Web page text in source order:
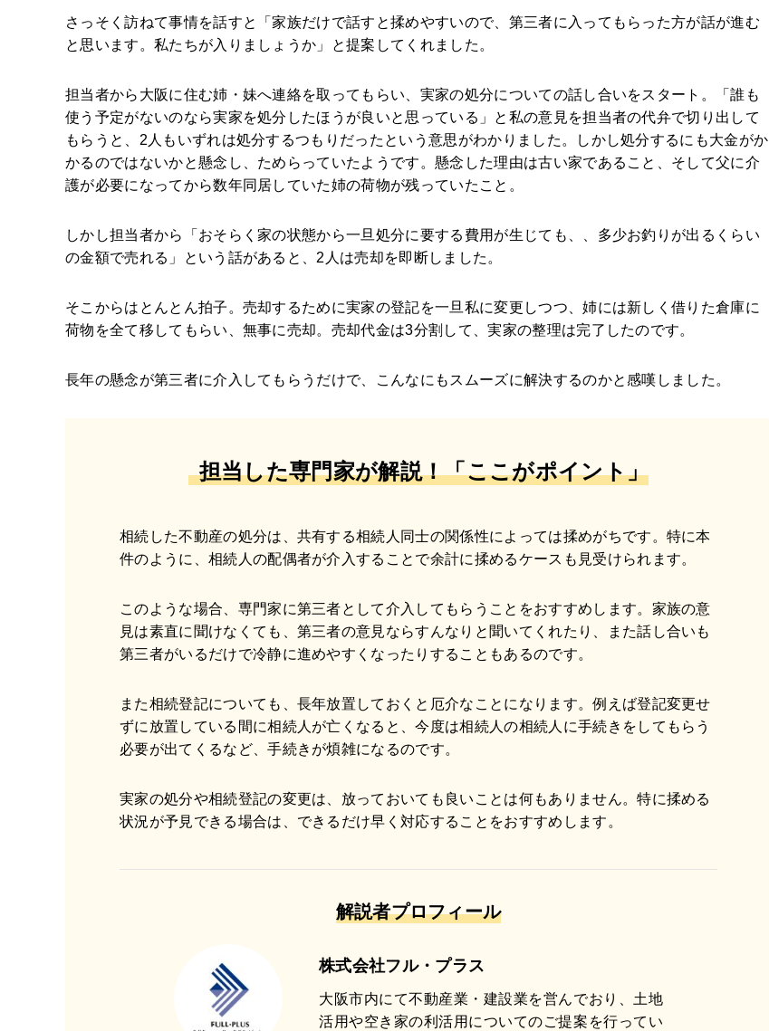
さっそく訪ねて事情を話すと「家族だけで話すと揉めやすいので、第三者に入ってもらった方が話が進む
と思います。私たちが入りましょうか」と提案してくれました。
担当者から大阪に住む姉・妹へ連絡を取ってもらい、実家の処分についての話し合いをスタート。「誰も
使う予定がないのなら実家を処分したほうが良いと思っている」と私の意見を担当者の代弁で切り出して
もらうと、2人もいずれは処分するつもりだったという意思がわかりました。しかし処分するにも大金がか
かるのではないかと懸念し、ためらっていたようです。懸念した理由は古い家であること、そして父に介
護が必要になってから数年同居していた姉の荷物が残っていたこと。
しかし担当者から「おそらく家の状態から一旦処分に要する費用が生じても、、多少お釣りが出るくらい
の金額で売れる」という話があると、2人は売却を即断しました。
そこからはとんとん拍子。売却するために実家の登記を一旦私に変更しつつ、姉には新しく借りた倉庫に
荷物を全て移してもらい、無事に売却。売却代金は3分割して、実家の整理は完了したのです。
長年の懸念が第三者に介入してもらうだけで、こんなにもスムーズに解決するのかと感嘆しました。
担当した専門家が解説！「ここがポイント」
相続した不動産の処分は、共有する相続人同士の関係性によっては揉めがちです。特に本
件のように、相続人の配偶者が介入することで余計に揉めるケースも見受けられます。
このような場合、専門家に第三者として介入してもらうことをおすすめします。家族の意
見は素直に聞けなくても、第三者の意見ならすんなりと聞いてくれたり、また話し合いも
第三者がいるだけで冷静に進めやすくなったりすることもあるのです。
また相続登記についても、長年放置しておくと厄介なことになります。例えば登記変更せ
ずに放置している間に相続人が亡くなると、今度は相続人の相続人に手続きをしてもらう
必要が出てくるなど、手続きが煩雑になるのです。
実家の処分や相続登記の変更は、放っておいても良いことは何もありません。特に揉める
状況が予見できる場合は、できるだけ早く対応することをおすすめします。
解説者プロフィール
株式会社フル・プラス
大阪市内にて不動産業・建設業を営んでおり、土地
活用や空き家の利活用についてのご提案を行ってい